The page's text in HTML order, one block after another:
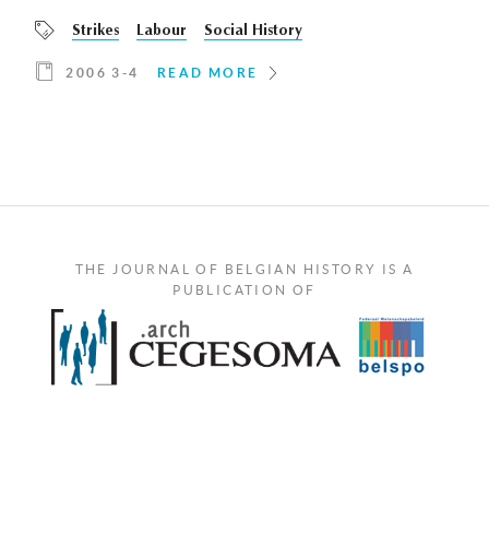
Strikes Labour Social History
2006 3-4 READ MORE
THE JOURNAL OF BELGIAN HISTORY IS A
PUBLICATION OF